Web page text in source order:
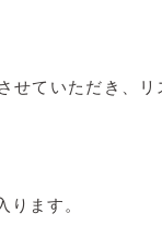
せていただき、
ります。